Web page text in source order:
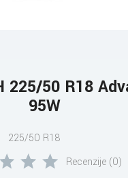
225/50 R18
95W
225/50 R18
Recenzije (0)